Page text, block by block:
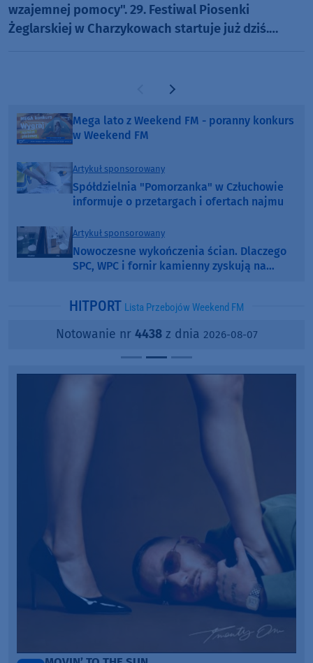
wzajemnej pomocy". 29. Festiwal Piosenki
Żeglarskiej w Charzykowach startuje już dziś.
Poprzednia strona
Następna strona
Mega lato z Weekend FM - poranny konkurs
w Weekend FM
Artykuł sponsorowany
Spółdzielnia "Pomorzanka" w Człuchowie
informuje o przetargach i ofertach najmu
Artykuł sponsorowany
Nowoczesne wykończenia ścian. Dlaczego
SPC, WPC i fornir kamienny zyskują na
HITPORT Lista Przebojów Weekend FM
Notowanie nr 4438z dnia 2026-08-07